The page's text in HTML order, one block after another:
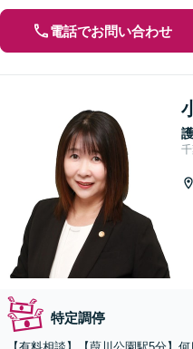
電話でお問い合わせ
特定調停